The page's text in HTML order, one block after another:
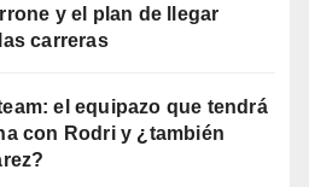
y el plan de llegar
carreras
el equipazo que tendrá
con Rodri y ¿también